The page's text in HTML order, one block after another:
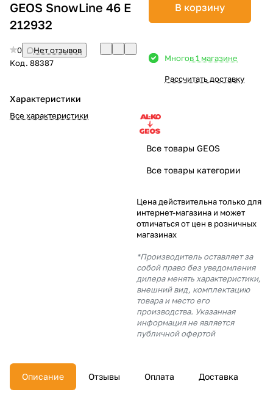
GEOS SnowLine 46 E
212932
0
Нет отзывов
Код. 88387
Характеристики
Все характеристики
В корзину
Многов 1 магазине
Рассчитать доставку
Все товары GEOS
Все товары категории
Цена действительна только для
интернет-магазина и может
отличаться от цен в розничных
магазинах
*Производитель оставляет за
собой право без уведомления
дилера менять характеристики,
внешний вид, комплектацию
товара и место его
производства. Указанная
информация не является
публичной офертой
Описание Отзывы Оплата Доставка
Добавляйте товары
% картой любого банка
% будут
с вашей карты